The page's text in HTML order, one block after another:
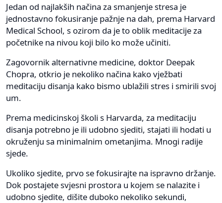
Jedan od najlakših načina za smanjenje stresa je
jednostavno fokusiranje pažnje na dah, prema Harvard
Medical School, s ozirom da je to oblik meditacije za
početnike na nivou koji bilo ko može učiniti.
Zagovornik alternativne medicine, doktor Deepak
Chopra, otkrio je nekoliko načina kako vježbati
meditaciju disanja kako bismo ublažili stres i smirili svoj
um.
Prema medicinskoj školi s Harvarda, za meditaciju
disanja potrebno je ili udobno sjediti, stajati ili hodati u
okruženju sa minimalnim ometanjima. Mnogi radije
sjede.
Ukoliko sjedite, prvo se fokusirajte na ispravno držanje.
Dok postajete svjesni prostora u kojem se nalazite i
udobno sjedite, dišite duboko nekoliko sekundi,